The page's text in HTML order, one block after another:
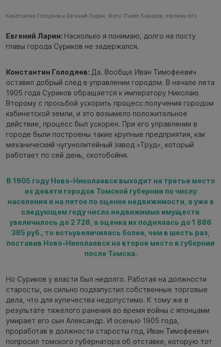
Константин Голодяев и Евгений Ларин. Фото: Павел Комаров, nsknews.info
Евгений Ларин: Насколько я понимаю, долго на посту
главы города Суриков не задержался.
Константин Голодяев: Да. Вообще Иван Тимофеевич
оставил добрый след в управлении городом. В начале лета
1905 года Суриков обращается к императору Николаю
Второму c просьбой ускорить процесс получения городом
кабинетской земли, и это возымело положительное
действие, процесс был ускорен. При его управлении в
городе были построены такие крупные предприятия, как
механический чугунолитейный завод «Труд», который
работает по сей день, скотобойня.
В 1905 году Ново-Николаевск выходит на третье место
из девяти городов Томской губернии по числу
населения и на пятое по оценке недвижимости, а уже в
следующем году число недвижимых имуществ
увеличилось до 2 728, а оценка их поднялась до 1 886
385 руб., то естьувеличилась более, чем в шесть раз,
поставив Ново-Николаевск на второе место в губернии
после Томска.
Но Суриков у власти был недолго. Работая на должности
старосты, он сильно подзапустил собственные торговые
дела, что для купечества недопустимо. К тому же в
результате тяжёлого ранения во время войны с японцами
умирает его сын Александр. И осенью 1905 года,
проработав в должности старосты год, Иван Тимофеевич
попросил томского губернатора об отставке, которую тот